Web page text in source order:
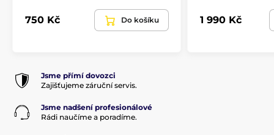
750 Kč Do košíku 1 990 Kč
Jsme přímí dovozci
Zajišťujeme záruční servis.
Jsme nadšení profesionálové
Rádi naučíme a poradíme.